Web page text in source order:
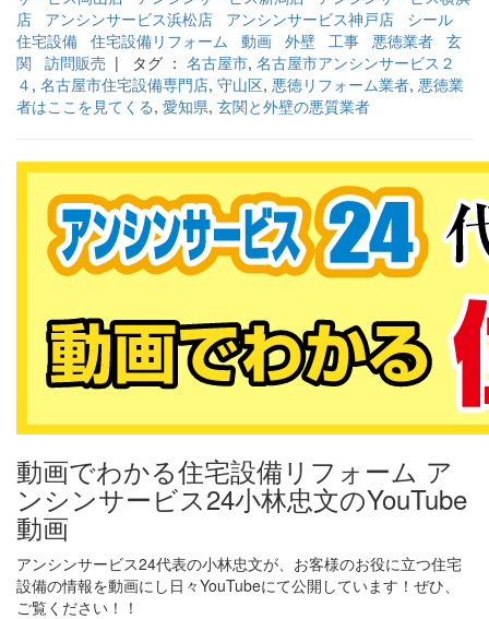
店
アンシンサービス浜松店 アンシンサービス神戸店
シール
住宅設備 住宅設備リフォーム 動画 外壁 工事 悪徳業者 玄
関
訪問販売 | タグ ： 名古屋市, 名古屋市アンシンサービス２
４ , 名古屋市住宅設備専門店, 守山区, 悪徳リフォーム業者, 悪徳業
者はここを見てくる, 愛知県, 玄関と外壁の悪質業者
動画でわかる住宅設備リフォーム ア
ンシンサービス24小林忠文のYouTube
動画
アンシンサービス24代表の小林忠文が、お客様のお役に立つ住宅
設備の情報を動画にし日々YouTubeにて公開しています！ぜひ、
ご覧ください！！